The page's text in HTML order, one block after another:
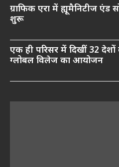
ग्राफिक एरा में ह्यूमैनिटीज
शुरू
एक ही परिसर में दिखीं 32
ग्लोबल विलेज का आयोजन